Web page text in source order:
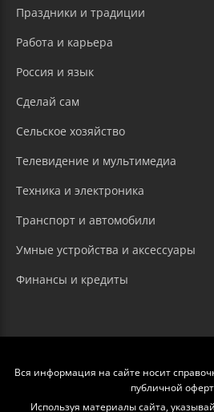
Праздники и традиции
Работа и карьера
Россия и язык
Сделай сам
Сельское хозяйство
Телевидение и мультимедиа
Техника и электроника
Транспорт и автомобили
Умные устройства и аксессуары
Финансы и кредиты
Вся информация на сайте носит
публичной
Используя материалы сайта,